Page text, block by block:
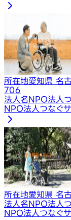
所在地愛知県 名
706
法人名NPO法人
NPO法人つなぐ
所在地愛知県 名
法人名NPO法人
NPO法人つなぐ